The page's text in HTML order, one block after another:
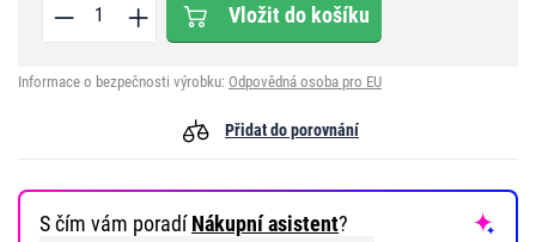
Vložit do košíku
Informace o bezpečnosti výrobku: Odpovědná osoba pro EU
Přidat do porovnání
S čím vám poradíNákupní asistent?